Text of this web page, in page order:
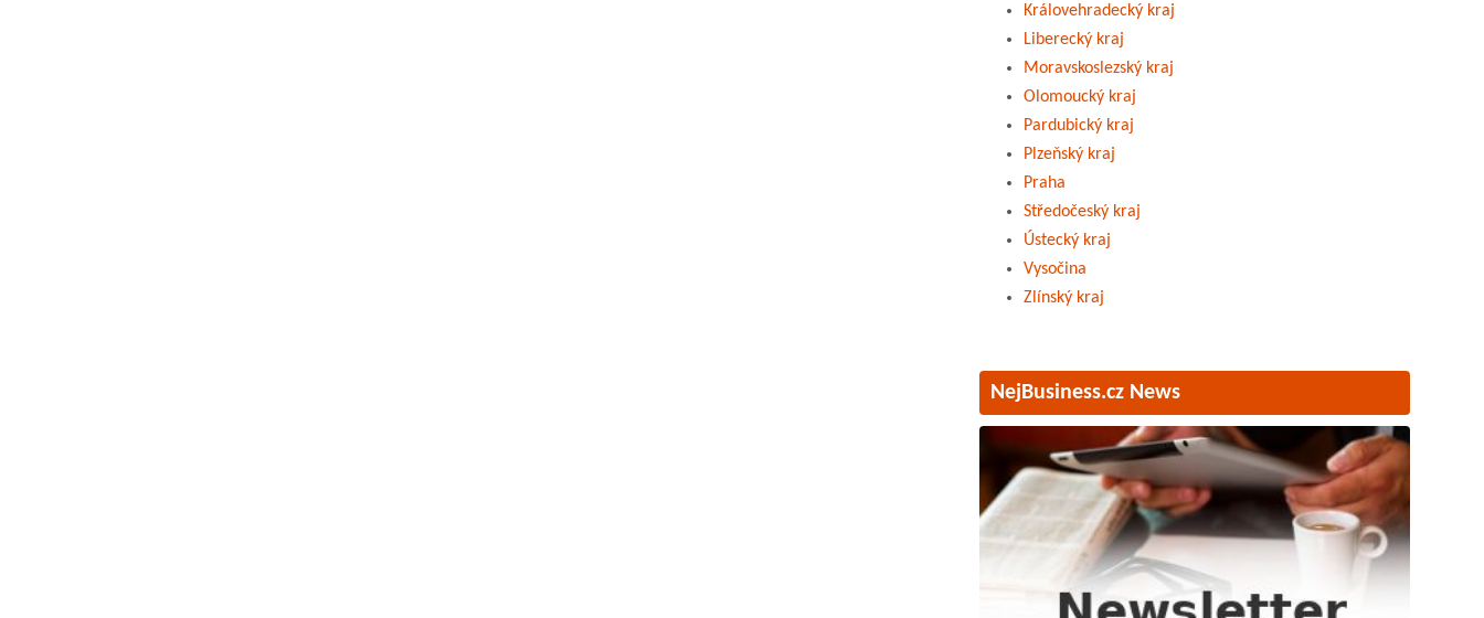
Královehradecký kraj
Liberecký kraj
Moravskoslezský kraj
Olomoucký kraj
Pardubický kraj
Plzeňský kraj
Praha
Středočeský kraj
Ústecký kraj
Vysočina
Zlínský kraj
NejBusiness.cz News